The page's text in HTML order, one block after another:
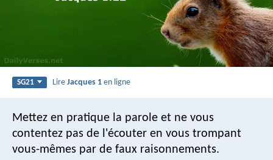
SG21 LireJacques 1 en ligne
Mettez en pratique la parole et ne vous
contentez pas de l'écouter en vous trompant
vous-mêmes par de faux raisonnements.